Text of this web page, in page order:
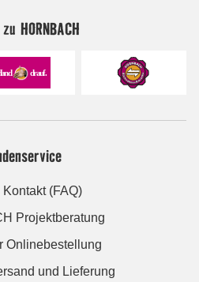
HORNBACH
Kontakt (FAQ)
Projektberatung
Onlinebestellung
und Lieferung